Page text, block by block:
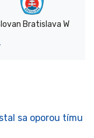
Bratislava W
sa oporou tímu